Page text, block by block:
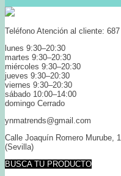
Teléfono Atención al cliente:
lunes 9:30–20:30
martes 9:30–20:30
miércoles 9:30–20:30
jueves 9:30–20:30
viernes 9:30–20:30
sábado 10:00–14:00
domingo Cerrado
ynmatrends@gmail.com
Calle Joaquín Romero Murube,
(Sevilla)
BUSCA TU PRODUCTO